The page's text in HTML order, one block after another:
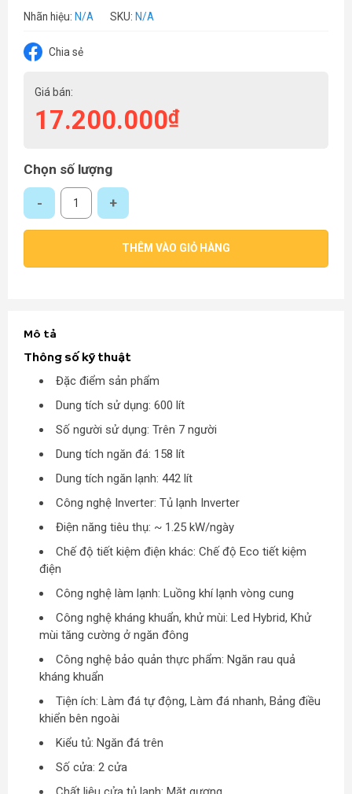
Nhãn hiệu: N/A SKU: N/A
Chia sẻ
Giá bán:
17.200.000₫
Chọn số lượng
TỦ LẠNH TOSHIBA GR-WG66VDAZ (ZW) số lượng
THÊM VÀO GIỎ HÀNG
Mô tả
Thông số kỹ thuật
Đặc điểm sản phẩm
Dung tích sử dụng: 600 lít
Số người sử dụng: Trên 7 người
Dung tích ngăn đá: 158 lít
Dung tích ngăn lạnh: 442 lít
Công nghệ Inverter: Tủ lạnh Inverter
Điện năng tiêu thụ: ~ 1.25 kW/ngày
Chế độ tiết kiệm điện khác: Chế độ Eco tiết kiệm
điện
Công nghệ làm lạnh: Luồng khí lạnh vòng cung
Công nghệ kháng khuẩn, khử mùi: Led Hybrid, Khử
mùi tăng cường ở ngăn đông
Công nghệ bảo quản thực phẩm: Ngăn rau quả
kháng khuẩn
Tiện ích: Làm đá tự động, Làm đá nhanh, Bảng điều
khiển bên ngoài
Kiểu tủ: Ngăn đá trên
Số cửa: 2 cửa